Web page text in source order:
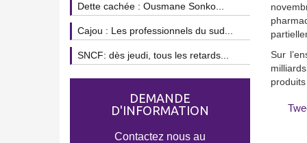
Sur
Dette cachée : Ousmane Sonko...
Cajou : Les professionnels du sud...
SNCF: dès jeudi, tous les retards...
DEMANDE
D'INFORMATION
Contactez nous au